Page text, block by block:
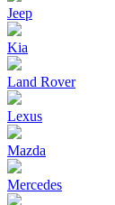
Jeep
Kia
Land Rover
Lexus
Mazda
Mercedes